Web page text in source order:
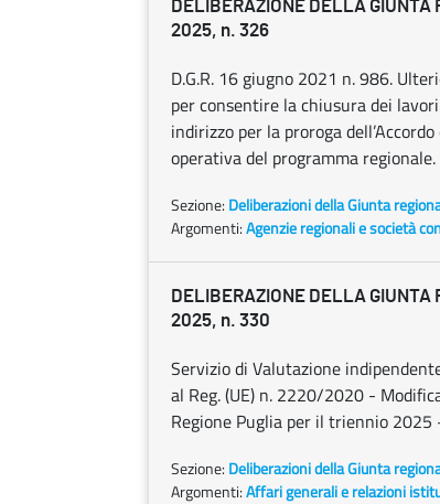
DELIBERAZIONE DELLA GIUNTA
2025, n. 326
D.G.R. 16 giugno 2021 n. 986.
per consentire la chiusura dei
indirizzo per la proroga
operativa del programma regionale.
Sezione: Deliberazioni della Giunta
Argomenti:Agenzie regionali e società
DELIBERAZIONE DELLA GIUNTA
2025, n. 330
Servizio di Valutazione
al Reg. (UE) n. 2220/2020 -
Regione Puglia per il triennio
Sezione: Deliberazioni della Giunta
Argomenti:Affari generali e relazioni